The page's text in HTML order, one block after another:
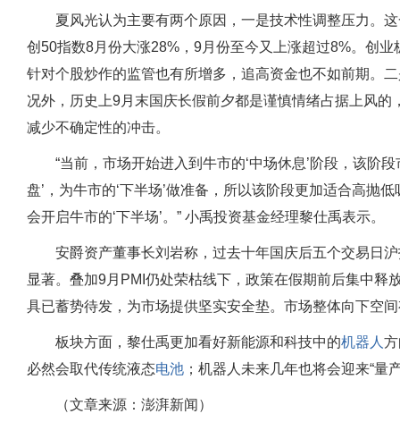
夏风光认为主要有两个原因，一是技术性调整压力。
创50指数8月份大涨28%，9月份至今又上涨超过8%。创
针对个股炒作的监管也有所增多，追高资金也不如前期。
况外，历史上9月末国庆长假前夕都是谨慎情绪占据上风
减少不确定性的冲击。
“当前，市场开始进入到牛市的‘中场休息’阶段，该阶
盘’，为牛市的‘下半场’做准备，所以该阶段更加适合高抛
会开启牛市的‘下半场’。” 小禹投资基金经理黎仕禹表示。
安爵资产董事长刘岩称，过去十年国庆后五个交易日
显著。叠加9月PMI仍处荣枯线下，政策在假期前后集中释
具已蓄势待发，为市场提供坚实安全垫。市场整体向下空
板块方面，黎仕禹更加看好新能源和科技中的机器人
必然会取代传统液态电池 ； 机器人 未来几年也将会迎来“量
（文章来源：澎湃新闻）